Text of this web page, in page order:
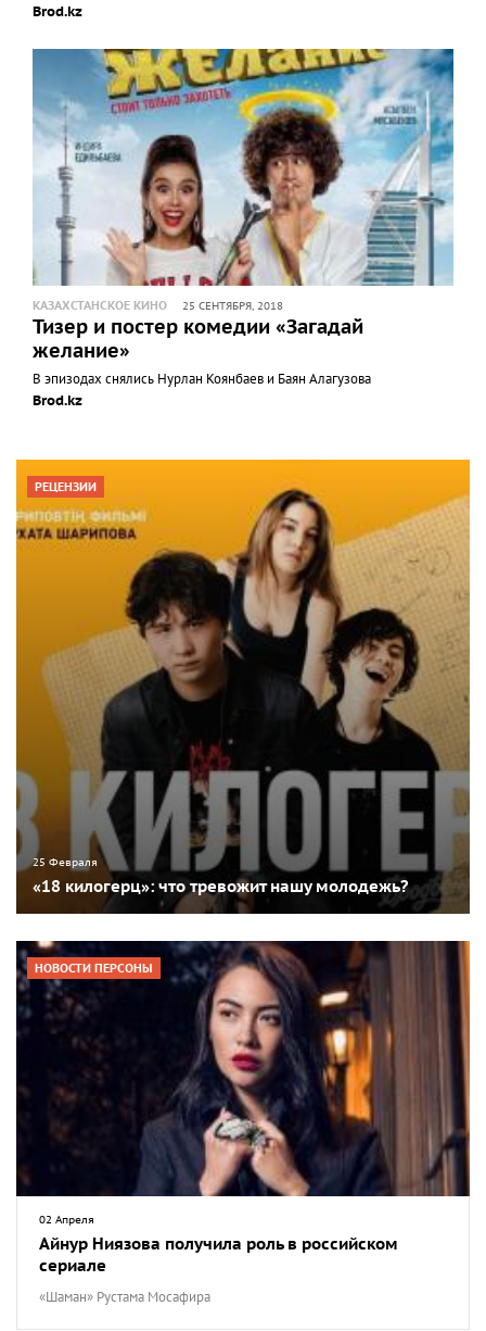
Brod.kz
КАЗАХСТАНСКОЕ КИНО 25 СЕНТЯБРЯ, 2018
Тизер и постер комедии «Загадай
желание»
В эпизодах снялись Нурлан Коянбаев и Баян Алагузова
Brod.kz
РЕЦЕНЗИИ
25 Февраля
«18 килогерц»: что тревожит нашу молодежь?
НОВОСТИ ПЕРСОНЫ
02 Апреля
Айнур Ниязова получила роль в российском
сериале
«Шаман» Рустама Мосафира